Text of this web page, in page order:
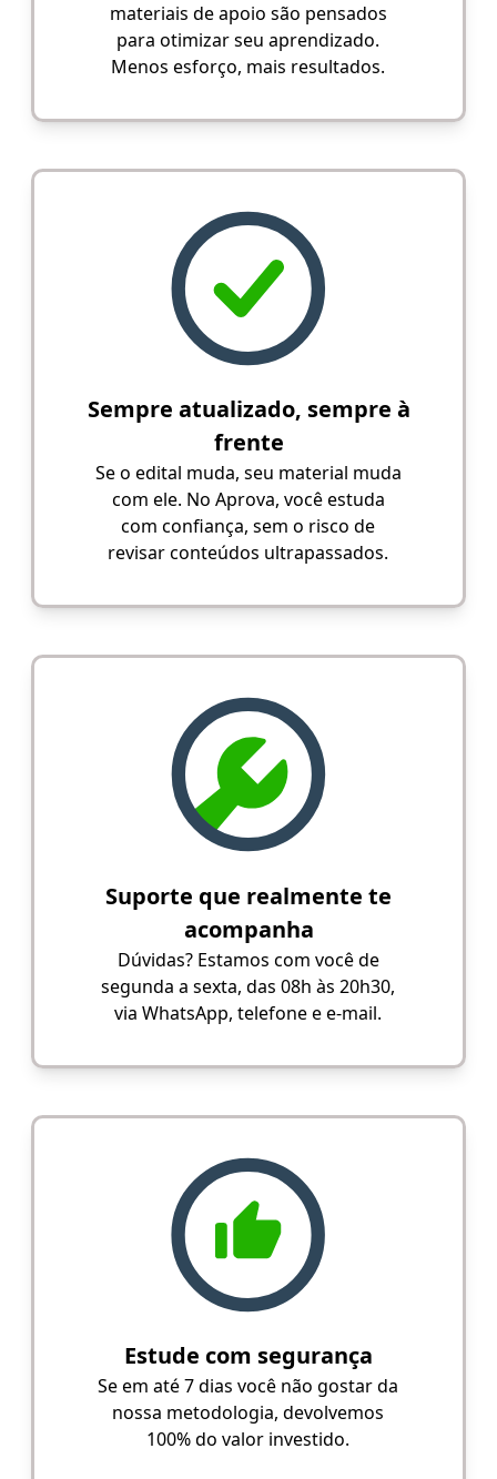
materiais de apoio são pensados
para otimizar seu aprendizado.
Menos esforço, mais resultados.
Sempre atualizado, sempre à
frente
Se o edital muda, seu material muda
com ele. No Aprova, você estuda
com confiança, sem o risco de
revisar conteúdos ultrapassados.
Suporte que realmente te
acompanha
Dúvidas? Estamos com você de
segunda a sexta, das 08h às 20h30,
via WhatsApp, telefone e e-mail.
Estude com segurança
Se em até 7 dias você não gostar da
nossa metodologia, devolvemos
100% do valor investido.